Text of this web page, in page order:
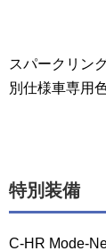
スパークリン
別仕様車専用
特別装備
C-HR Mode-